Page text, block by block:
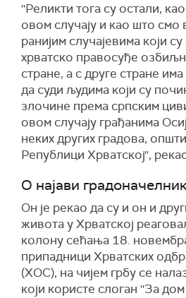
''Реликти тога су остали,
овом случају и као што смо
ранијим случајевима који
хрватско правосуђе
стране, а с друге стране
да суди људима који су
злочине према српским
овом случају грађанима
неких других градова,
Републици Хрватској'',
О најави
Он је рекао да су и он и
живота у Хрватској
колону сећања 18.
припадници Хрватских
(ХОС), на чијем грбу се
који користе слоган ''За